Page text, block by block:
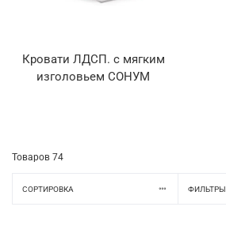
Кровати ЛДСП. с мягким
изголовьем СОНУМ
Товаров 74
СОРТИРОВКА ФИЛЬТРЫ